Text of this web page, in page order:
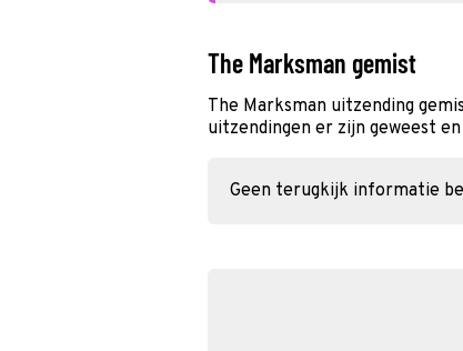
The Marksman gemist
The Marksman uitzending
uitzendingen er zijn geweest
Geen terugkijk informatie